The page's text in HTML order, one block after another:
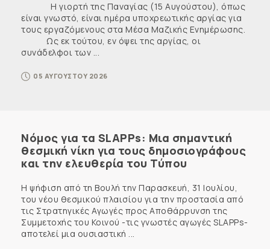
Η γιορτή της Παναγίας (15 Αυγούστου), όπως
είναι γνωστό, είναι ημέρα υποχρεωτικής αργίας για
τους εργαζόμενους στα Μέσα Μαζικής Ενημέρωσης.
Ως εκ τούτου, εν όψει της αργίας, οι
συνάδελφοι των ...
05 ΑΥΓΟΥΣΤΟΥ 2026
Νόμος για τα SLAPPs: Μια σημαντική
θεσμική νίκη για τους δημοσιογράφους
και την ελευθερία του Τύπου
Η ψήφιση από τη Βουλή την Παρασκευή, 31 Ιουλίου,
του νέου θεσμικού πλαισίου για την προστασία από
τις Στρατηγικές Αγωγές προς Αποθάρρυνση της
Συμμετοχής του Κοινού -τις γνωστές αγωγές SLAPPs-
αποτελεί μια ουσιαστική ...